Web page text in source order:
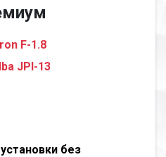
F-1.8
JPI-13
без